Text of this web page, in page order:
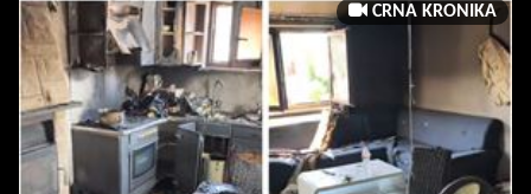
CRNA KRONIKA